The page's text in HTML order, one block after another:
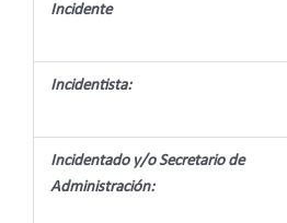
Incidente
Incidentista:
Incidentado y/o Secretario de
Administración: